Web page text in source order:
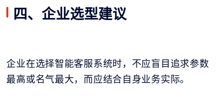
四、企业选型建议
企业在选择智能客服系统时，不应盲目追求参数
最高或名气最大，而应结合自身业务实际。